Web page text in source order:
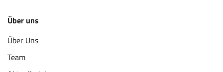
Über uns
Über Uns
Team